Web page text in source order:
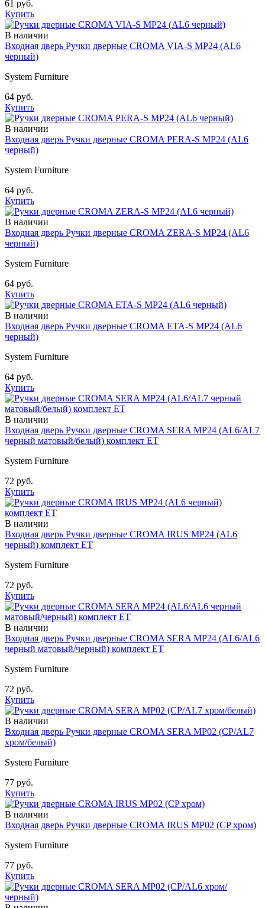
61 руб.
Купить
В наличии
Входная дверь Ручки дверные CROMA VIA-S MP24 (AL6
черный)
System Furniture
64 руб.
Купить
В наличии
Входная дверь Ручки дверные CROMA PERA-S MP24 (AL6
черный)
System Furniture
64 руб.
Купить
В наличии
Входная дверь Ручки дверные CROMA ZERA-S MP24 (AL6
черный)
System Furniture
64 руб.
Купить
В наличии
Входная дверь Ручки дверные CROMA ETA-S MP24 (AL6
черный)
System Furniture
64 руб.
Купить
В наличии
Входная дверь Ручки дверные CROMA SERA MP24 (AL6/AL7
черный матовый/белый) комплект ET
System Furniture
72 руб.
Купить
В наличии
Входная дверь Ручки дверные CROMA IRUS MP24 (AL6
черный) комплект ET
System Furniture
72 руб.
Купить
В наличии
Входная дверь Ручки дверные CROMA SERA MP24 (AL6/AL6
черный матовый/черный) комплект ET
System Furniture
72 руб.
Купить
В наличии
Входная дверь Ручки дверные CROMA SERA MP02 (CP/AL7
хром/белый)
System Furniture
77 руб.
Купить
В наличии
Входная дверь Ручки дверные CROMA IRUS MP02 (CP хром)
System Furniture
77 руб.
Купить